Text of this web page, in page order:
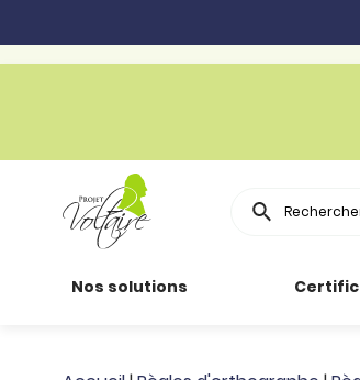
Rechercher
Nos solutions